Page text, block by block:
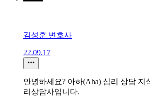
김성훈 변호사
22.09.17
안녕하세요? 아하(Aha) 심리 상담 지
리상담사입니다.